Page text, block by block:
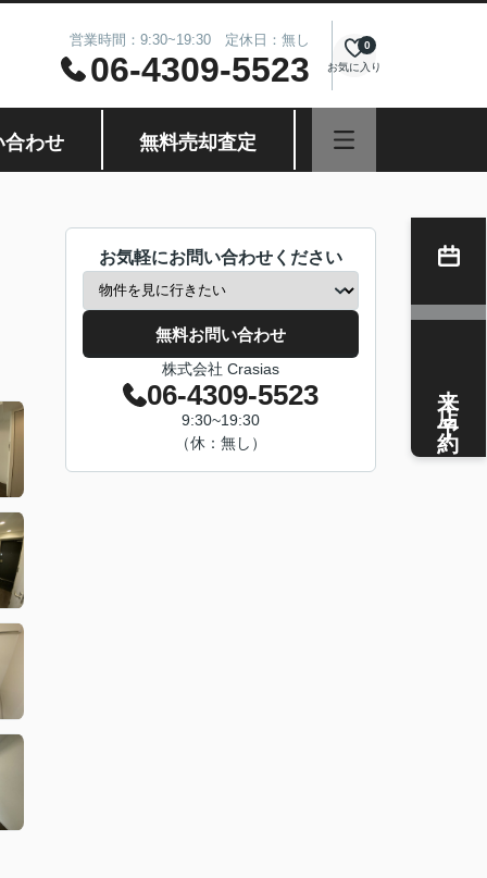
営業時間：9:30~19:30 定休日：無し
06-4309-5523 お気に入り
0
合わせ 無料売却査定
お気軽にお問い合わせください
無料お問い合わせ
株式会社 Crasias
06-4309-5523
9:30~19:30
（休：無し）
来店予約